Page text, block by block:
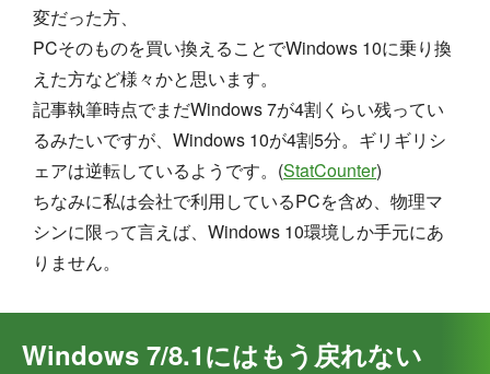
変だった方、
PCそのものを買い換えることでWindows 10に乗り換
えた方など様々かと思います。
記事執筆時点でまだWindows 7が4割くらい残ってい
るみたいですが、Windows 10が4割5分。ギリギリシ
ェアは逆転しているようです。(StatCounter)
ちなみに私は会社で利用しているPCを含め、物理マ
シンに限って言えば、Windows 10環境しか手元にあ
りません。
Windows 7/8.1にはもう戻れない